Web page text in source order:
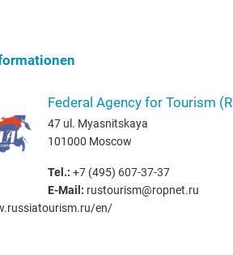
Federal Agency for Tourism
47 ul. Myasnitskaya
101000 Moscow
Tel.: +7 (495) 607-37-37
E-Mail: rustourism@ropnet.ru
en/